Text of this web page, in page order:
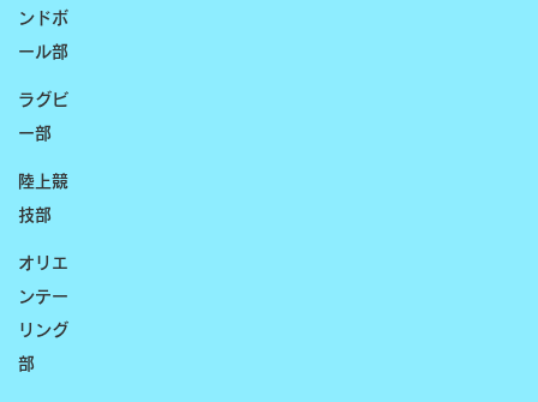
ンドボ
ール部
ラグビ
ー部
陸上競
技部
オリエ
ンテー
リング
部